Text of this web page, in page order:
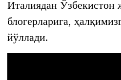
Италиядан Ўзбекистон
блогерларига,
йўллади.